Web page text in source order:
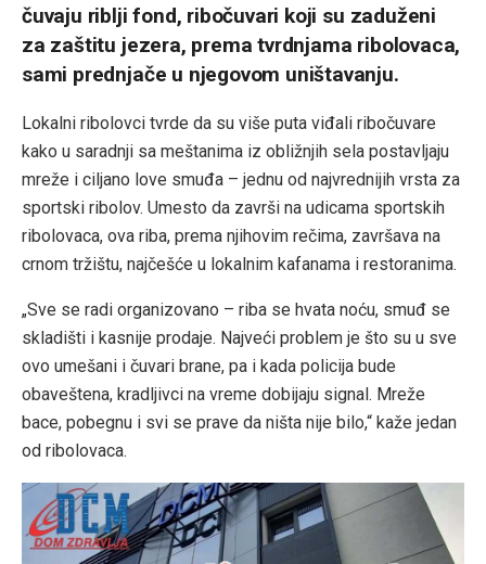
čuvaju riblji fond, ribočuvari koji su zaduženi
za zaštitu jezera, prema tvrdnjama ribolovaca,
sami prednjače u njegovom uništavanju.
Lokalni ribolovci tvrde da su više puta viđali ribočuvare
kako u saradnji sa meštanima iz obližnjih sela postavljaju
mreže i ciljano love smuđa – jednu od najvrednijih vrsta za
sportski ribolov. Umesto da završi na udicama sportskih
ribolovaca, ova riba, prema njihovim rečima, završava na
crnom tržištu, najčešće u lokalnim kafanama i restoranima.
„Sve se radi organizovano – riba se hvata noću, smuđ se
skladišti i kasnije prodaje. Najveći problem je što su u sve
ovo umešani i čuvari brane, pa i kada policija bude
obaveštena, kradljivci na vreme dobijaju signal. Mreže
bace, pobegnu i svi se prave da ništa nije bilo,“ kaže jedan
od ribolovaca.